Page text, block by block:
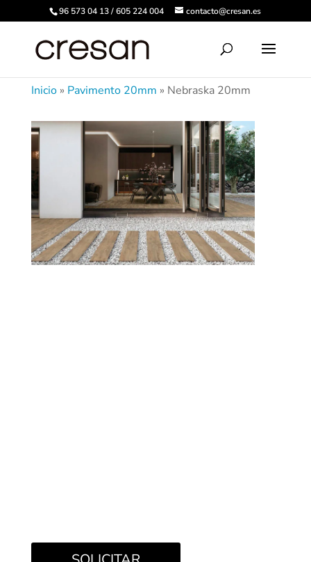
96 573 04 13 / 605 224 004 contacto@cresan.es
Inicio» Pavimento 20mm » Nebraska 20mm